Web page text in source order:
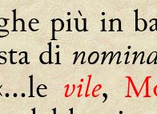
più in
di
vile,